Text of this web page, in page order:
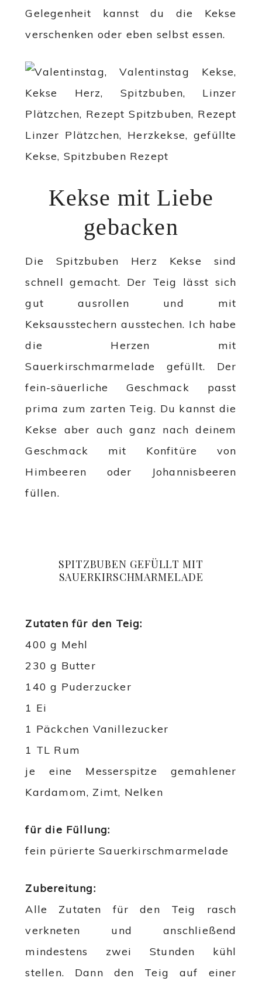
Gelegenheit kannst du die Kekse
verschenken oder eben selbst essen.
Kekse mit Liebe
gebacken
Die Spitzbuben Herz Kekse sind
schnell gemacht. Der Teig lässt sich
gut ausrollen und mit
Keksausstechern ausstechen. Ich habe
die Herzen mit
Sauerkirschmarmelade gefüllt. Der
fein-säuerliche Geschmack passt
prima zum zarten Teig. Du kannst die
Kekse aber auch ganz nach deinem
Geschmack mit Konfitüre von
Himbeeren oder Johannisbeeren
füllen.
SPITZBUBEN GEFÜLLT MIT
SAUERKIRSCHMARMELADE
Zutaten für den Teig:
400 g Mehl
230 g Butter
140 g Puderzucker
1 Ei
1 Päckchen Vanillezucker
1 TL Rum
je eine Messerspitze gemahlener
Kardamom, Zimt, Nelken
für die Füllung:
fein pürierte Sauerkirschmarmelade
Zubereitung:
Alle Zutaten für den Teig rasch
verkneten und anschließend
mindestens zwei Stunden kühl
stellen. Dann den Teig auf einer